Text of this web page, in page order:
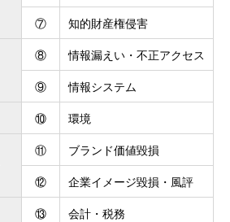
⑦
知的財産権侵害
⑧
情報漏えい・不正アクセス
⑨
情報システム
⑩ 環境
⑪
ブランド価値毀損
⑫
企業イメージ毀損・風評
⑬
会計・税務